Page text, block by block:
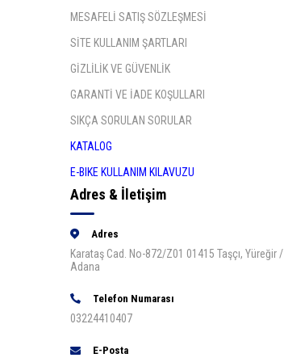
MESAFELİ SATIŞ SÖZLEŞMESİ
SİTE KULLANIM ŞARTLARI
GİZLİLİK VE GÜVENLİK
GARANTİ VE İADE KOŞULLARI
SIKÇA SORULAN SORULAR
KATALOG
E-BIKE KULLANIM KILAVUZU
Adres & İletişim
Adres
Karataş Cad. No-872/Z01 01415 Taşçı, Yüreğir /
Adana
Telefon Numarası
03224410407
E-Posta